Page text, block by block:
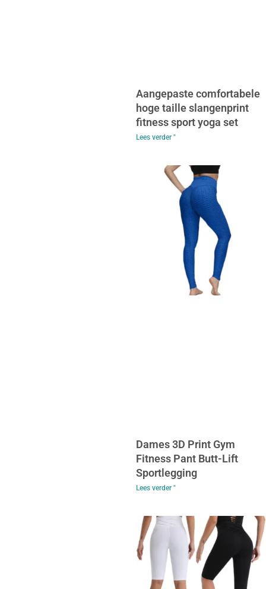
Aangepaste comfortabele
hoge taille slangenprint
fitness sport yoga set
Lees verder "
Dames 3D Print Gym
Fitness Pant Butt-Lift
Sportlegging
Lees verder "